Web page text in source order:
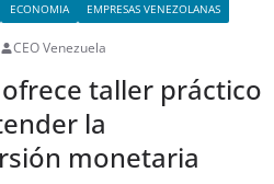
ECONOMIA EMPRESAS VENEZOLANAS
CEO Venezuela
taller práctico
la
monetaria